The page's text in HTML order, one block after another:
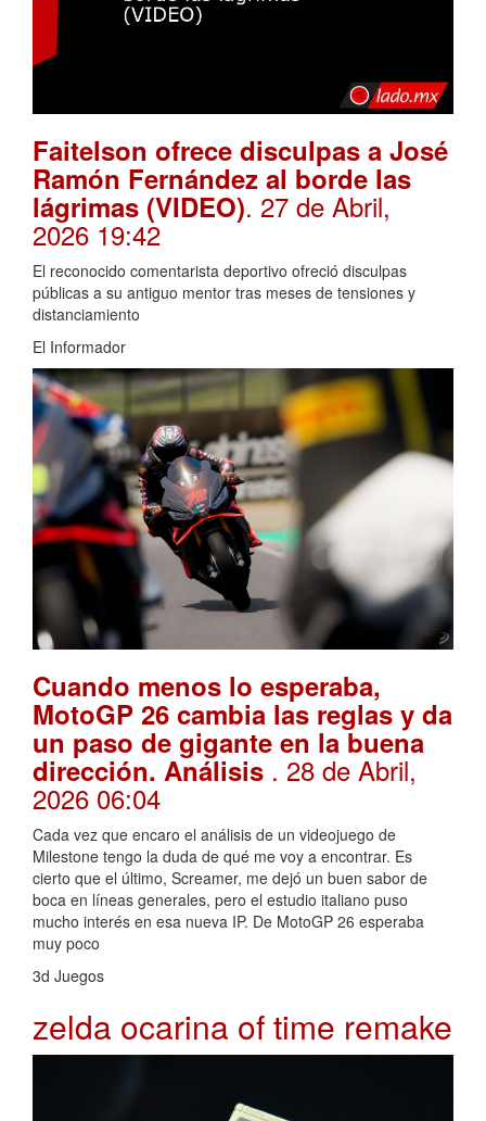
Faitelson ofrece disculpas a José
Ramón Fernández al borde las
lágrimas (VIDEO). 27 de Abril,
2026 19:42
El reconocido comentarista deportivo ofreció disculpas
públicas a su antiguo mentor tras meses de tensiones y
distanciamiento
El Informador
Cuando menos lo esperaba,
MotoGP 26 cambia las reglas y da
un paso de gigante en la buena
dirección. Análisis . 28 de Abril,
2026 06:04
Cada vez que encaro el análisis de un videojuego de
Milestone tengo la duda de qué me voy a encontrar. Es
cierto que el último, Screamer, me dejó un buen sabor de
boca en líneas generales, pero el estudio italiano puso
mucho interés en esa nueva IP. De MotoGP 26 esperaba
muy poco
3d Juegos
zelda ocarina of time remake